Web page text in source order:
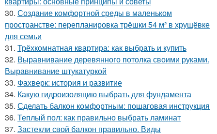
30. Создание комфортной среды в маленьком
пространстве: перепланировка трёшки 54 м² в хрущёвке
для семьи
31. Трёхкомнатная квартира: как выбрать и купить
32. Выравнивание деревянного потолка своими руками.
Выравнивание штукатуркой
33. Фахверк: история и развитие
34. Какую гидроизоляцию выбрать для фундамента
35. Сделать балкон комфортным: пошаговая инструкция
36. Теплый пол: как правильно выбрать ламинат
37. Застекли свой балкон правильно. Виды